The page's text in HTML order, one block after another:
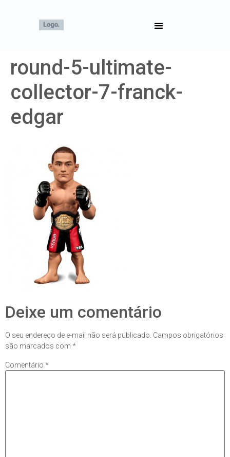
round-5-ultimate-
collector-7-franck-
edgar
Deixe um comentário
O seu endereço de e-mail não será publicado. Campos obrigatórios
são marcados com *
Comentário *